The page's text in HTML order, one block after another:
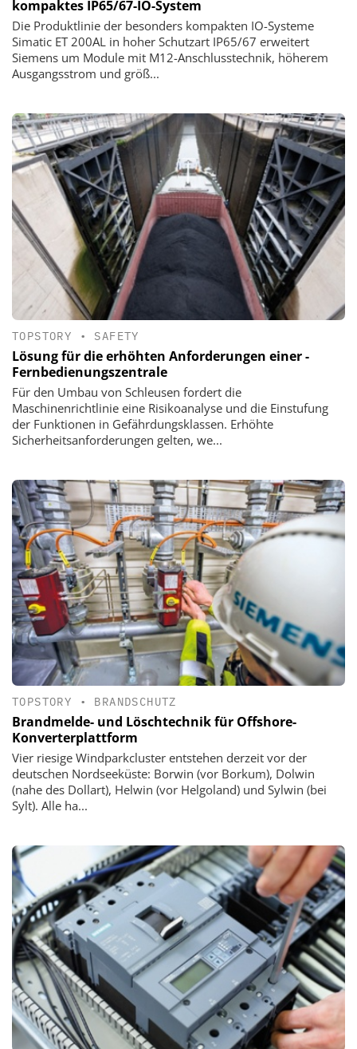
kompaktes IP65/67-IO-System
Die Produktlinie der besonders kompakten IO-Systeme
Simatic ET 200AL in hoher Schutzart IP65/67 erweitert
Siemens um Module mit M12-Anschlusstechnik, höherem
Ausgangsstrom und größ...
TOPSTORY • SAFETY
Lösung für die erhöhten Anforderungen einer ­
Fernbedienungszentrale
Für den Umbau von Schleusen fordert die
Maschinenrichtlinie eine Risikoanalyse und die Einstufung
der Funktionen in Gefährdungs­klassen. Erhöhte
Sicherheitsanforderungen gelten, we...
TOPSTORY • BRANDSCHUTZ
Brandmelde- und Löschtechnik für Offshore-
Konverterplattform
Vier riesige Windparkcluster entstehen derzeit vor der
deutschen Nordseeküste: Borwin (vor Borkum), Dolwin
(nahe des Dollart), Helwin (vor Helgoland) und Sylwin (bei
Sylt). Alle ha...